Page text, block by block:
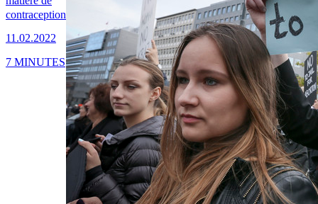
contraception
11.02.2022
7 MINUTES